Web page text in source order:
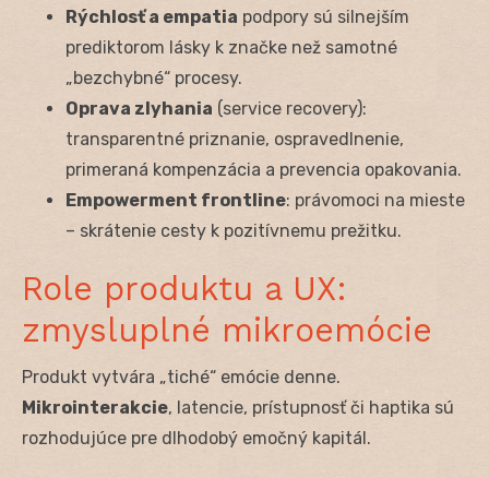
Rýchlosť a empatia podpory sú silnejším
prediktorom lásky k značke než samotné
„bezchybné“ procesy.
Oprava zlyhania (service recovery):
transparentné priznanie, ospravedlnenie,
primeraná kompenzácia a prevencia opakovania.
Empowerment frontline: právomoci na mieste
– skrátenie cesty k pozitívnemu prežitku.
Role produktu a UX:
zmysluplné mikroemócie
Produkt vytvára „tiché“ emócie denne.
Mikrointerakcie, latencie, prístupnosť či haptika sú
rozhodujúce pre dlhodobý emočný kapitál.